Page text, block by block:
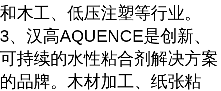
和木工、低压注塑等行业。
3、汉高AQUENCE是创新、
可持续的水性粘合剂解决方案
的品牌。木材加工、纸张粘